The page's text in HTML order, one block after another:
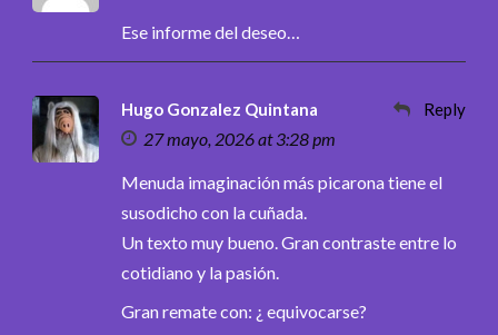
Ese informe del deseo…
Hugo Gonzalez Quintana
27 mayo, 2026 at 3:28 pm
Reply
Menuda imaginación más picarona tiene el
susodicho con la cuñada.
Un texto muy bueno. Gran contraste entre lo
cotidiano y la pasión.
Gran remate con: ¿ equivocarse?